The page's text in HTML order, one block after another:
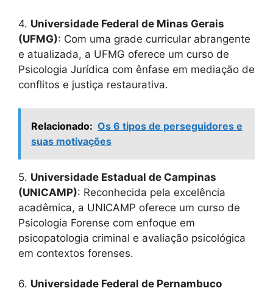
4. Universidade Federal de Minas Gerais
(UFMG): Com uma grade curricular abrangente
e atualizada, a UFMG oferece um curso de
Psicologia Jurídica com ênfase em mediação de
conflitos e justiça restaurativa.
Relacionado: Os 6 tipos de perseguidores e
suas motivações
5. Universidade Estadual de Campinas
(UNICAMP): Reconhecida pela excelência
acadêmica, a UNICAMP oferece um curso de
Psicologia Forense com enfoque em
psicopatologia criminal e avaliação psicológica
em contextos forenses.
6. Universidade Federal de Pernambuco